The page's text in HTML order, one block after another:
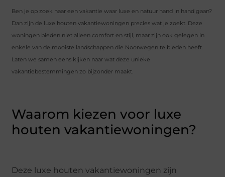
Ben je op zoek naar een vakantie waar luxe en natuur hand in hand gaan?
Dan zijn de luxe houten vakantiewoningen precies wat je zoekt. Deze
woningen bieden niet alleen comfort en stijl, maar zijn ook gelegen in
enkele van de mooiste landschappen die Noorwegen te bieden heeft.
Laten we samen eens kijken naar wat deze unieke
vakantiebestemmingen zo bijzonder maakt.
Waarom kiezen voor luxe
houten vakantiewoningen?
Deze luxe houten vakantiewoningen zijn